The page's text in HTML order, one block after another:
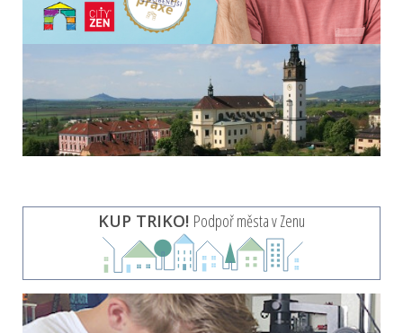
KUP TRIKO! Podpoř města v Zenu